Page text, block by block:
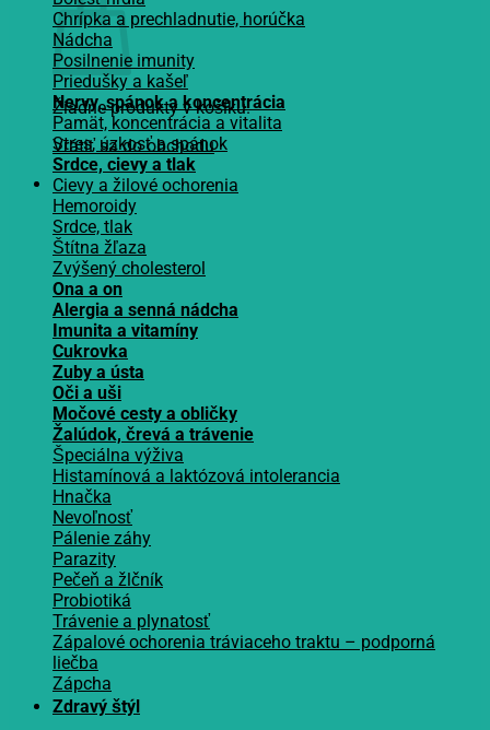
Žiadne produkty v košíku.
Vrátiť sa do obchodu
Chrípka a prechladnutie, horúčka
Nádcha
Posilnenie imunity
Priedušky a kašeľ
Nervy, spánok a koncentrácia
Pamät, koncentrácia a vitalita
Stres, úzkosť a spánok
Srdce, cievy a tlak
Cievy a žilové ochorenia
Hemoroidy
Srdce, tlak
Štítna žľaza
Zvýšený cholesterol
Ona a on
Alergia a senná nádcha
Imunita a vitamíny
Cukrovka
Zuby a ústa
Oči a uši
Močové cesty a obličky
Žalúdok, črevá a trávenie
Špeciálna výživa
Histamínová a laktózová intolerancia
Hnačka
Nevoľnosť
Pálenie záhy
Parazity
Pečeň a žlčník
Probiotiká
Trávenie a plynatosť
Zápalové ochorenia tráviaceho traktu – podporná
liečba
Zápcha
Zdravý štýl